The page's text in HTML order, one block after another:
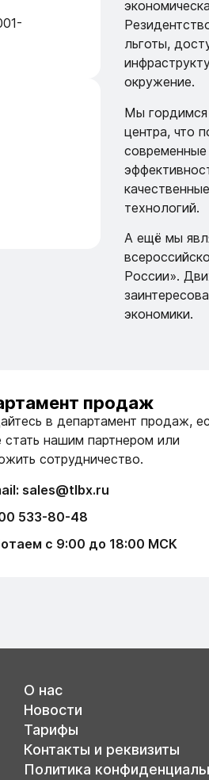
льготы,
окружение.
Мы гордимся
центра, что
технологий.
А ещё мы
России».
экономики.
продаж
в департамент продаж,
стать нашим партнером или
сотрудничество.
sales@tlbx.ru
533-80-48
с 9:00 до 18:00 МСК
О нас
Новости
Тарифы
Контакты и реквизиты
Политика